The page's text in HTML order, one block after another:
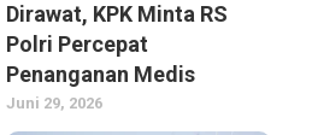
Dirawat, KPK Minta RS
Polri Percepat
Penanganan Medis
Juni 29, 2026